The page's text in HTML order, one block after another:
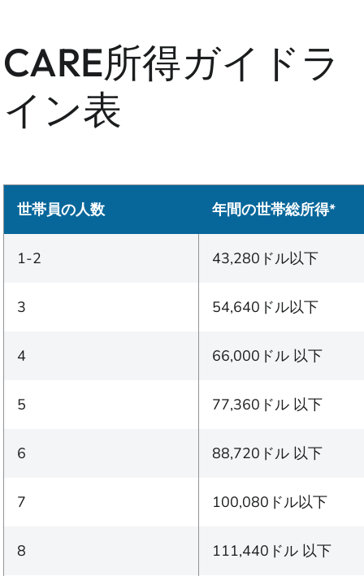
CARE所得ガイドラ
イン表
世帯員の人数 年間の世帯総所得*
1-2 43,280ドル以下
3 54,640ドル以下
4 66,000ドル 以下
5 77,360ドル 以下
6 88,720ドル 以下
7 100,080ドル以下
8 111,440ドル 以下